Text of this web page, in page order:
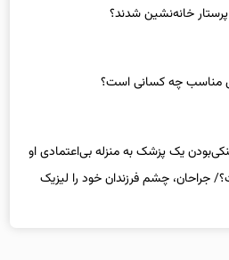
جراحان، چشم فرزندان خود را لیزیک